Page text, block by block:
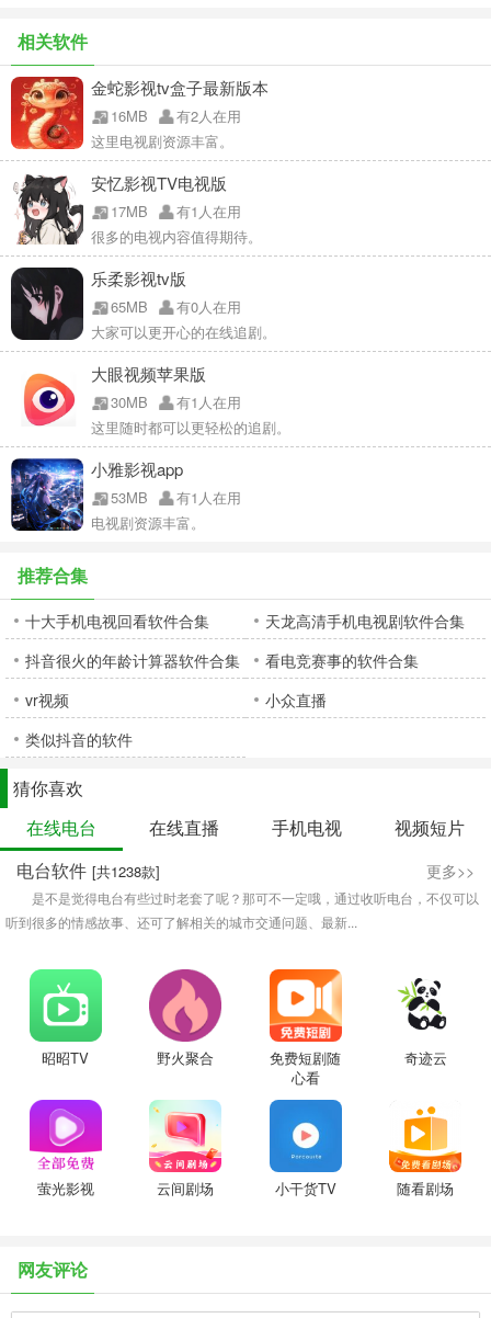
相关软件
金蛇影视tv盒子最新版本
16MB
有2人在用
这里电视剧资源丰富。
安忆影视TV电视版
17MB
有1人在用
很多的电视内容值得期待。
乐柔影视tv版
65MB
有0人在用
大家可以更开心的在线追剧。
大眼视频苹果版
30MB
有1人在用
这里随时都可以更轻松的追剧。
小雅影视app
53MB
有1人在用
电视剧资源丰富。
推荐合集
十大手机电视回看软件合集
天龙高清手机电视剧软件合集
抖音很火的年龄计算器软件合集
看电竞赛事的软件合集
vr视频
小众直播
类似抖音的软件
猜你喜欢
在线电台
在线直播 手机电视
视频短片
电台软件 [共1238款] 更多>>
是不是觉得电台有些过时老套了呢？那可不一定哦，通过收听电台，不仅可以
听到很多的情感故事、还可了解相关的城市交通问题、最新...
昭昭TV 野火聚合
免费短剧随
心看
奇迹云
萤光影视 云间剧场 小干货TV 随看剧场
网友评论